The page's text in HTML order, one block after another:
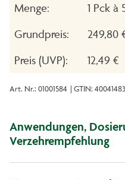
Menge:
1 Pck à
Grundpreis:
249,80
Preis (UVP):
12,49 €
Art. Nr.: 01001584 | GTIN:
Anwendungen,
Verzehrempfehlung